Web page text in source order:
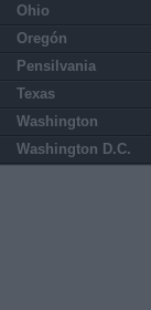
Ohio
Oregón
Pensilvania
Texas
Washington
Washington D.C.